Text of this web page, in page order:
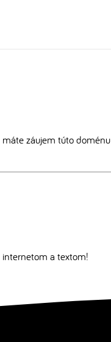
záujem túto
internetom a textom!